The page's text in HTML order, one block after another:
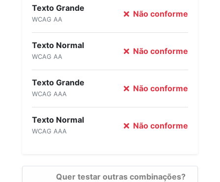
Texto Grande
WCAG AA
Não conforme
Texto Normal
WCAG AA
Não conforme
Texto Grande
WCAG AAA
Não conforme
Texto Normal
WCAG AAA
Não conforme
Quer testar outras combinações?